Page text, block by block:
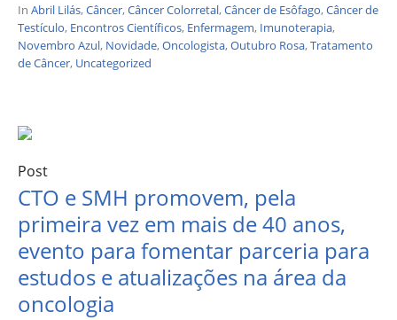
In Abril Lilás,Câncer,Câncer Colorretal,Câncer de Esôfago,Câncer de
Testículo, Encontros Científicos, Enfermagem, Imunoterapia,
Novembro Azul, Novidade,Oncologista,Outubro Rosa,Tratamento
de Câncer, Uncategorized
Post
CTO e SMH promovem, pela
primeira vez em mais de 40 anos,
evento para fomentar parceria para
estudos e atualizações na área da
oncologia